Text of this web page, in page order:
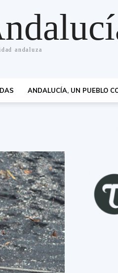
andaluza
ANDALUCÍA, UN PUEBLO